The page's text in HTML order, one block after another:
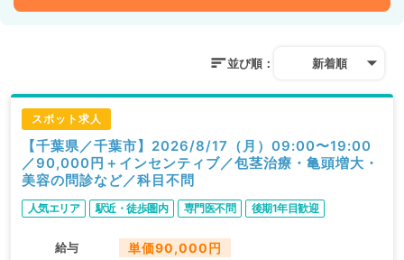
並び順： 新着順
スポット求人
【千葉県／千葉市】2026/8/17（月）09:00〜19:00
／90,000円＋インセンティブ／包茎治療・亀頭増大・
美容の問診など／科目不問
人気エリア 駅近・徒歩圏内 専門医不問 後期1年目歓迎
給与 単価90,000円